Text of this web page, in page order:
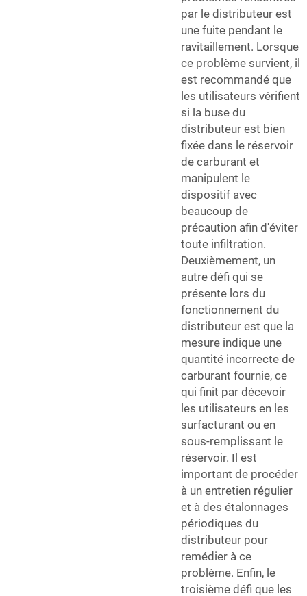
par le distributeur est
une fuite pendant le
ravitaillement. Lorsque
ce problème survient, il
est recommandé que
les utilisateurs vérifient
si la buse du
distributeur est bien
fixée dans le réservoir
de carburant et
manipulent le
dispositif avec
beaucoup de
précaution afin d'éviter
toute infiltration.
Deuxièmement, un
autre défi qui se
présente lors du
fonctionnement du
distributeur est que la
mesure indique une
quantité incorrecte de
carburant fournie, ce
qui finit par décevoir
les utilisateurs en les
surfacturant ou en
sous-remplissant le
réservoir. Il est
important de procéder
à un entretien régulier
et à des étalonnages
périodiques du
distributeur pour
remédier à ce
problème. Enfin, le
troisième défi que les